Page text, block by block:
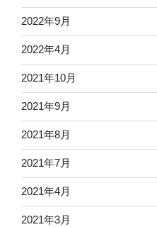
2022年9月
2022年4月
2021年10月
2021年9月
2021年8月
2021年7月
2021年4月
2021年3月